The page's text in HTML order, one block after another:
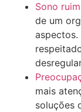
Sono ruim
de um
aspectos.
mais
soluções